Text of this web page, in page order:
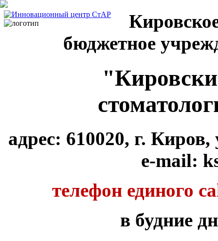
бюджетное
адрес: 610020, г.
e-mail:
телефон единого
в будние